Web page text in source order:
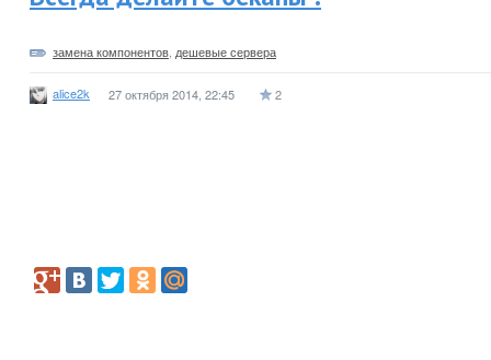
замена компонентов дешевые сервера
alice2k 27 октября 2014, 22:45 2